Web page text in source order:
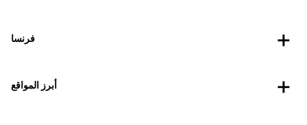
فرنسا
أبرز المواقع